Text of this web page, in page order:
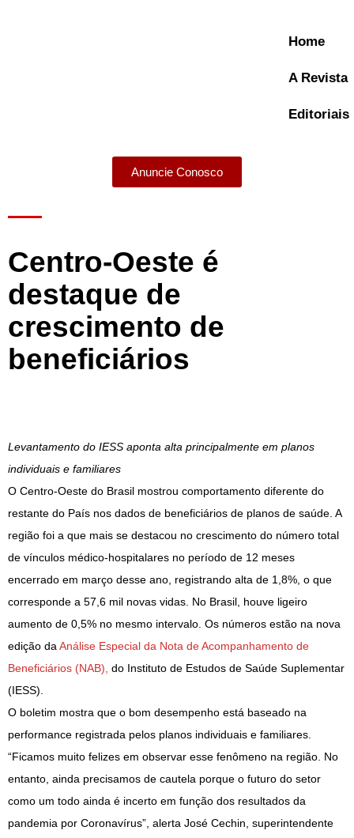
Home
A Revista
Editoriais
Anuncie Conosco
Centro-Oeste é
destaque de
crescimento de
beneficiários
Levantamento do IESS aponta alta principalmente em planos
individuais e familiares
O Centro-Oeste do Brasil mostrou comportamento diferente do
restante do País nos dados de beneficiários de planos de saúde. A
região foi a que mais se destacou no crescimento do número total
de vínculos médico-hospitalares no período de 12 meses
encerrado em março desse ano, registrando alta de 1,8%, o que
corresponde a 57,6 mil novas vidas. No Brasil, houve ligeiro
aumento de 0,5% no mesmo intervalo. Os números estão na nova
edição daAnálise Especial da Nota de Acompanhamento de
Beneficiários (NAB), do Instituto de Estudos de Saúde Suplementar
(IESS).
O boletim mostra que o bom desempenho está baseado na
performance registrada pelos planos individuais e familiares.
“Ficamos muito felizes em observar esse fenômeno na região. No
entanto, ainda precisamos de cautela porque o futuro do setor
como um todo ainda é incerto em função dos resultados da
pandemia por Coronavírus”, alerta José Cechin, superintendente